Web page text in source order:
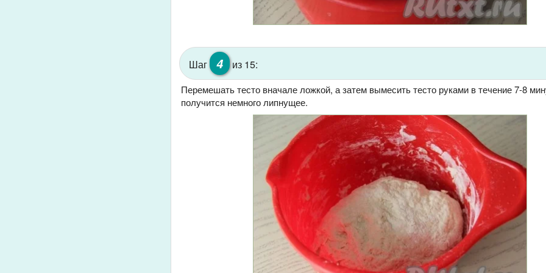
Шаг 4 из 15:
Перемешать тесто вначале ложкой, а затем вымесить тесто руками в течение 7-8
получится немного липнущее.